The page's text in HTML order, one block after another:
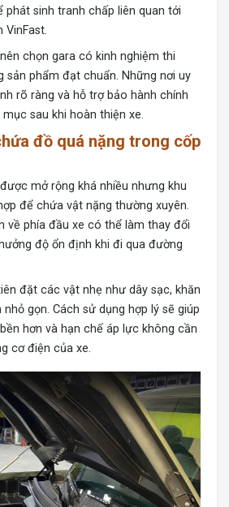
sinh tranh chấp liên quan tới
VinFast.
chọn gara có kinh nghiệm thi
sản phẩm đạt chuẩn. Những nơi uy
rõ ràng và hỗ trợ bảo hành chính
sau khi hoàn thiện xe.
đồ quá nặng trong cốp
mở rộng khá nhiều nhưng khu
để chứa vật nặng thường xuyên.
về phía đầu xe có thể làm thay đổi
độ ổn định khi đi qua đường
đặt các vật nhẹ như dây sạc, khăn
gọn. Cách sử dụng hợp lý sẽ giúp
hơn và hạn chế áp lực không cần
cơ điện của xe.